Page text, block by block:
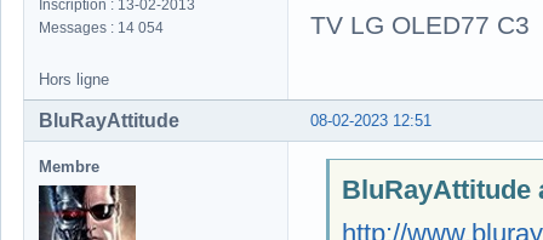
Inscription : 13-02-2013
Messages : 14 054
TV LG OLED77 C3
Hors ligne
08-02-2023 12:51
BluRayAttitude
Membre
BluRayAttitude
http://